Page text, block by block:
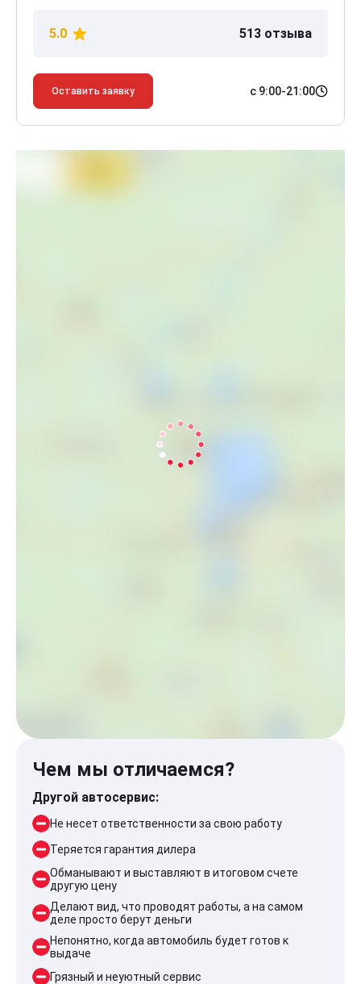
5.0 513 отзыва
Оставить заявку с 9:00-21:00
Чем мы отличаемся?
Другой автосервис:
Не несет ответственности за свою работу
Теряется гарантия дилера
Обманывают и выставляют в итоговом счете
другую цену
Делают вид, что проводят работы, а на самом
деле просто берут деньги
Непонятно, когда автомобиль будет готов к
выдаче
Грязный и неуютный сервис